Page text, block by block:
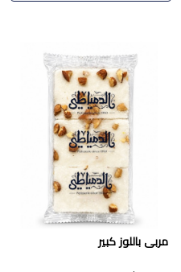
مربى باللوز كبير